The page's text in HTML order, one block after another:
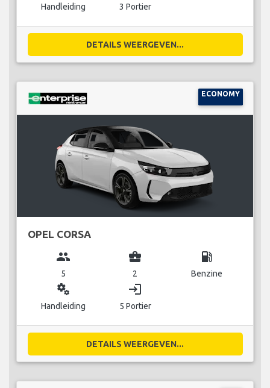
Handleiding 3 Portier
DETAILS WEERGEVEN...
ECONOMY
OPEL CORSA
group
5
business_center
2
local_gas_station
Benzine
miscellaneous_services
Handleiding
login
5 Portier
DETAILS WEERGEVEN...